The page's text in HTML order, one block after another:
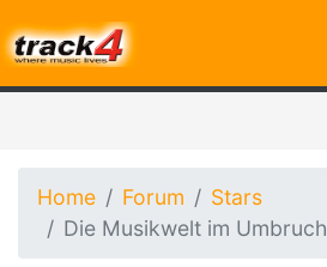
Home Forum
Stars
Die Musikwelt im Umbruch